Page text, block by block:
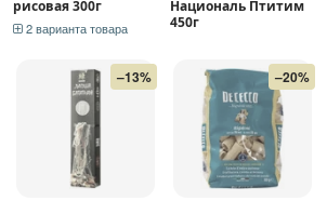
рисовая 300г
2 варианта товара
Националь Птитим
450г
–13% –20%